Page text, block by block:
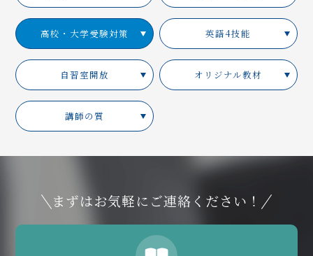
高校・大学受験対策 英語4技能
自習室開放 オリジナル教材
講師の質
まずはお気軽にご連絡ください！